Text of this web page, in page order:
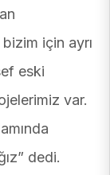
için ayrı
eski
var.
dedi.